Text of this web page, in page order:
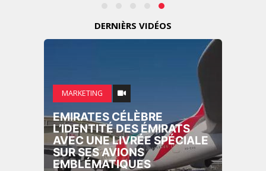
DERNIÈRS VIDÉOS
MARKETING
EMIRATES CÉLÈBRE
L’IDENTITÉ DES ÉMIRATS
AVEC UNE LIVRÉE SPÉCIALE
SUR SES AVIONS
EMBLÉMATIQUES